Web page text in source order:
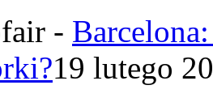
-
19 lutego